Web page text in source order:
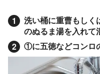
1
洗い桶に重曹もし
のぬるま湯を入れて
2
①に五徳などコンロ